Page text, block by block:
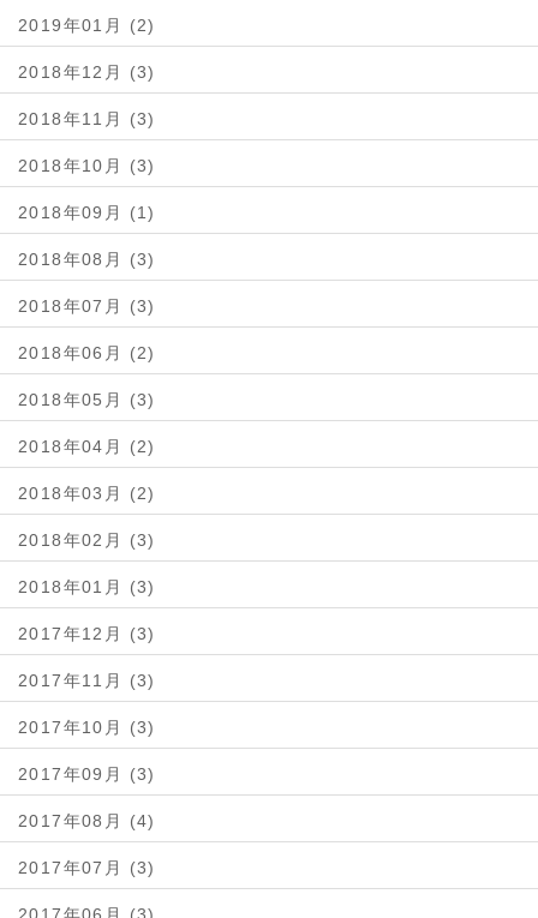
2019年01月 (2)
2018年12月 (3)
2018年11月 (3)
2018年10月 (3)
2018年09月 (1)
2018年08月 (3)
2018年07月 (3)
2018年06月 (2)
2018年05月 (3)
2018年04月 (2)
2018年03月 (2)
2018年02月 (3)
2018年01月 (3)
2017年12月 (3)
2017年11月 (3)
2017年10月 (3)
2017年09月 (3)
2017年08月 (4)
2017年07月 (3)